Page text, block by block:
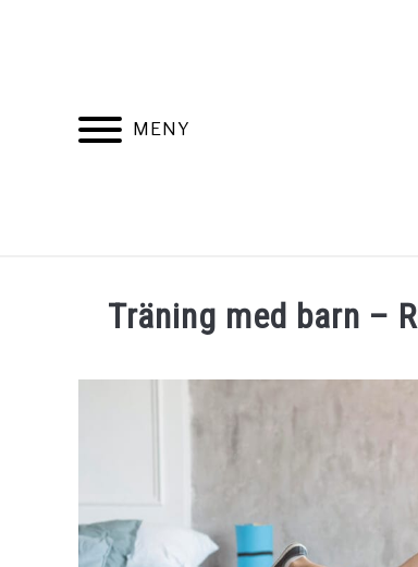
MENY
Träning med barn –